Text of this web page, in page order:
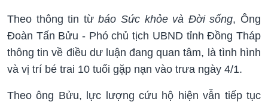
Theo thông tin từbáo Sức khỏe và Đời sống, Ông
Đoàn Tấn Bửu - Phó chủ tịch UBND tỉnh Đồng Tháp
thông tin về điều dư luận đang quan tâm, là tình hình
và vị trí bé trai 10 tuổi gặp nạn vào trưa ngày 4/1.
Theo ông Bửu, lực lượng cứu hộ hiện vẫn tiếp tục